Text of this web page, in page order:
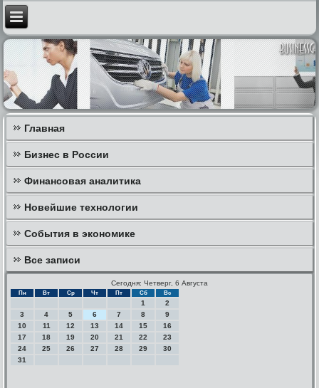
Главная
Бизнес в России
Финансовая аналитика
Новейшие технологии
События в экономике
Все записи
Сегодня: Четверг, 6 Августа
Пн Вт Ср Чт Пт Сб Вс
1
2
3
4 5 6 7 8
9
10
11 12 13 14 15
16
17
18 19 20 21 22
23
24
25 26 27 28 29
30
31